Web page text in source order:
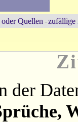
Quellen - zufällige
der